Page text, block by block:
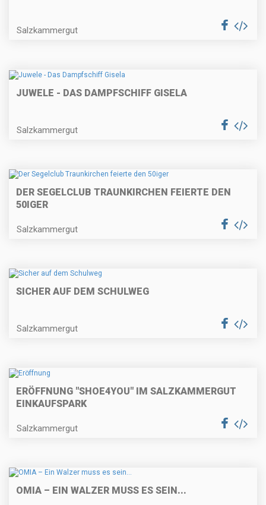
Salzkammergut
JUWELE - DAS DAMPFSCHIFF GISELA
Salzkammergut
DER SEGELCLUB TRAUNKIRCHEN FEIERTE DEN
50IGER
Salzkammergut
SICHER AUF DEM SCHULWEG
Salzkammergut
ERÖFFNUNG "SHOE4YOU" IM SALZKAMMERGUT
EINKAUFSPARK
Salzkammergut
OMIA – EIN WALZER MUSS ES SEIN...